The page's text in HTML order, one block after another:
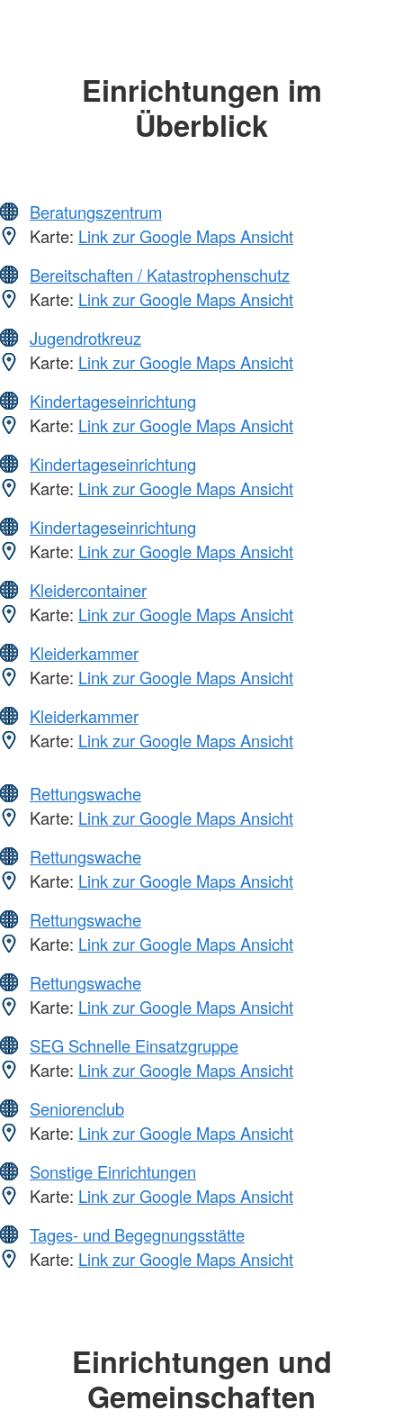
Einrichtungen im
Überblick
Beratungszentrum
Karte: Link zur Google Maps Ansicht
Bereitschaften / Katastrophenschutz
Karte: Link zur Google Maps Ansicht
Jugendrotkreuz
Karte: Link zur Google Maps Ansicht
Kindertageseinrichtung
Karte: Link zur Google Maps Ansicht
Kindertageseinrichtung
Karte: Link zur Google Maps Ansicht
Kindertageseinrichtung
Karte: Link zur Google Maps Ansicht
Kleidercontainer
Karte: Link zur Google Maps Ansicht
Kleiderkammer
Karte: Link zur Google Maps Ansicht
Kleiderkammer
Karte: Link zur Google Maps Ansicht
Rettungswache
Karte: Link zur Google Maps Ansicht
Rettungswache
Karte: Link zur Google Maps Ansicht
Rettungswache
Karte: Link zur Google Maps Ansicht
Rettungswache
Karte: Link zur Google Maps Ansicht
SEG Schnelle Einsatzgruppe
Karte: Link zur Google Maps Ansicht
Seniorenclub
Karte: Link zur Google Maps Ansicht
Sonstige Einrichtungen
Karte: Link zur Google Maps Ansicht
Tages- und Begegnungsstätte
Karte: Link zur Google Maps Ansicht
Einrichtungen und
Gemeinschaften